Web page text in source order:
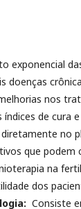
exponencial
doenças
nos
de cura
no
que podem
na
dos
Consiste